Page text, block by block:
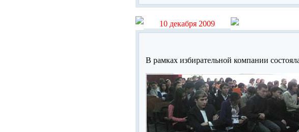
10 декабря 2009
В рамках избирательной компании